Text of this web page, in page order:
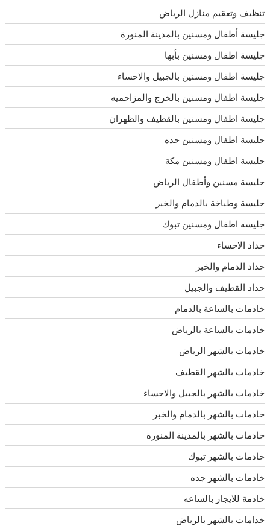
تنظيف وتعقيم منازل الرياض
جليسة أطفال ومسنين بالمدينة المنورة
جليسة اطفال ومسنين بأبها
جليسة اطفال ومسنين بالجبيل والاحساء
جليسة اطفال ومسنين بالخرج والمزاحميه
جليسة اطفال ومسنين بالقطيف والظهران
جليسة اطفال ومسنين جده
جليسة اطفال ومسنين مكة
جليسة مسنين وأطفال الرياض
جليسة وطباخة بالدمام والخبر
جليسه اطفال ومسنين تبوك
حداد الاحساء
حداد الدمام والخبر
حداد القطيف والجبيل
خادمات بالساعة بالدمام
خادمات بالساعة بالرياض
خادمات بالشهر الرياض
خادمات بالشهر القطيف
خادمات بالشهر بالجبيل والاحساء
خادمات بالشهر بالدمام والخبر
خادمات بالشهر بالمدينة المنورة
خادمات بالشهر تبوك
خادمات بالشهر جده
خادمة للايجار بالساعه
خدامات بالشهر بالرياض